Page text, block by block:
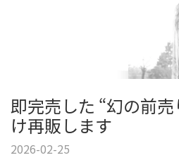
即完売した “幻の前
け再販します
2026-02-25